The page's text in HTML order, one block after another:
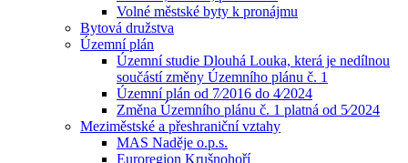
Volné městské byty k pronájmu
Bytová družstva
Územní plán
Územní studie Dlouhá Louka, která je nedílnou
součástí změny Územního plánu č. 1
Územní plán od 7⁄2016 do 4⁄2024
Změna Územního plánu č. 1 platná od 5⁄2024
Meziměstské a přeshraniční vztahy
MAS Naděje o.p.s.
Euroregion Krušnohoří